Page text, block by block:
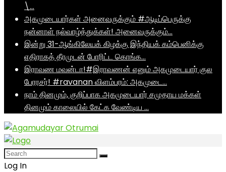
\…
அகமுடையார்கள் அனைவருக்கும் #ஆடிப்பெருக்கு
நன்னாள் நல்வாழ்த்துக்கள்! அனைவருக்கும்…
இன்று 31-ஆங்கிலேயக் கிழக்கு இந்தியக் கம்பெனிக்கு
எதிராகத் தீரமுடன் போரிட்ட கொங்க…
இராவண மவன்டா!#இராவணன் எனும் அகமுடையார் குல
பேரரசர்! #ravanan விளம்பரம்: அகமுடை…
நாம் தினமும், குறிப்பாக அகமுடையார் சமுதாய மக்கள்
தினமும் காலையில் கேட்க வேண்டிய …
Log In